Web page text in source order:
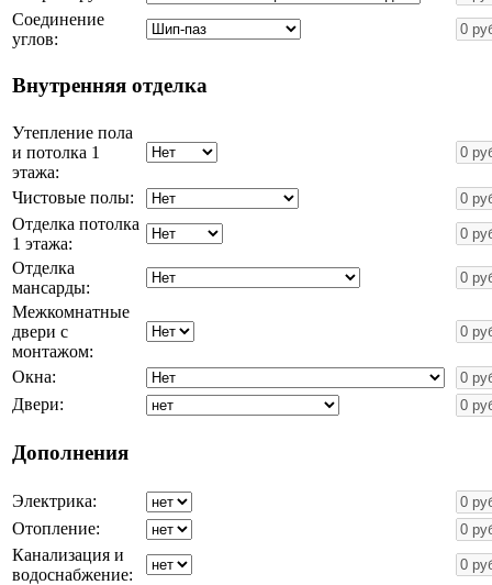
Соединение
углов:
Внутренняя отделка
Утепление пола
и потолка 1
этажа:
Чистовые полы:
Отделка потолка
1 этажа:
Отделка
мансарды:
Межкомнатные
двери с
монтажом:
Окна:
Двери:
Дополнения
Электрика:
Отопление:
Канализация и
водоснабжение: